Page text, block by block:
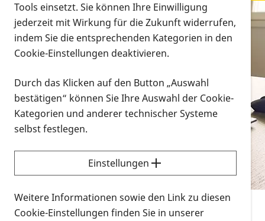
Infomaterial
Infomaterial
Vorlesen
Alle Infomaterialien in verschiedenen
Formaten an einem Ort
Sie möchten wissen, wie Sie nach Infonmaterial
suchen und dieses bestellen bzw. herunterladen
können? Schauen Sie sich dieErklärvideos zum
Thema Infomaterial auf der PRO RETINA-Website
für blinde und sehbehinderte Menschen an.
Tools einsetzt. Sie können Ihre Einwilligung
jederzeit mit Wirkung für die Zukunft widerrufen,
indem Sie die entsprechenden Kategorien in den
Cookie-Einstellungen deaktivieren.
Durch das Klicken auf den Button „Auswahl
bestätigen“ können Sie Ihre Auswahl der Cookie-
Kategorien und anderer technischer Systeme
selbst festlegen.
Einstellungen
Weitere Informationen sowie den Link zu diesen
Cookie-Einstellungen finden Sie in unserer